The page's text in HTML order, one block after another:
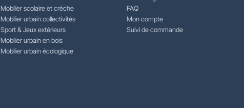
Mobilier scolaire et crèche
Mobilier urbain collectivités
Sport & Jeux extérieurs
Mobilier urbain en bois
Mobilier urbain écologique
FAQ
Mon compte
Suivi de commande